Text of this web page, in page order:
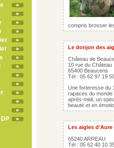
compris brosser
Le donjon des
Château de
10 rue du Château
65400 Beaucens
Tél : 05 62 97 19
Une forteresse du
rapaces du monde
après-midi, un
beauté et en
Les aigles d'Aure
65240 ARREAU
Tél : 05 62 40 10